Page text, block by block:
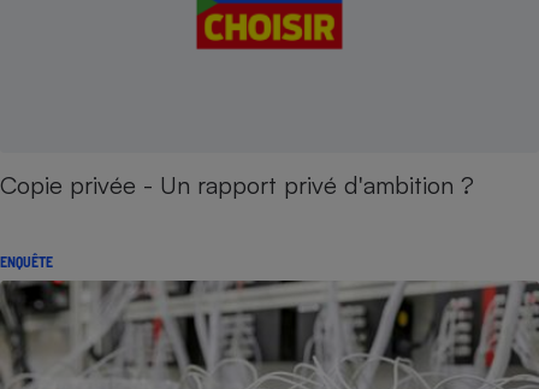
Copie privée - Un rapport privé d'ambition ?
ENQUÊTE